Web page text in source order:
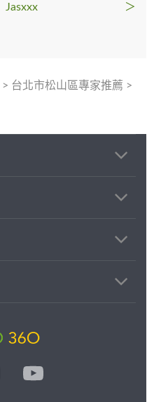
Jasxxx ＞
> 台北市松山區專家推薦 >